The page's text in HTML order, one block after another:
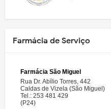
Farmácia de Serviço